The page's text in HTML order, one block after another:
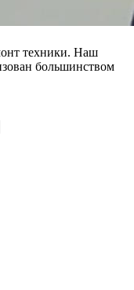
техники. Наш
большинством